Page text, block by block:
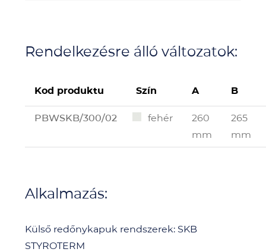
Rendelkezésre álló változatok:
Kod produktu Szín A B
PBWSKB/300/02 fehér
260
mm
265
mm
Alkalmazás:
Külső redőnykapuk rendszerek: SKB
STYROTERM